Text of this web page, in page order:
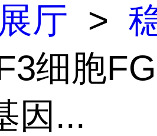
厅 >
细胞
因...